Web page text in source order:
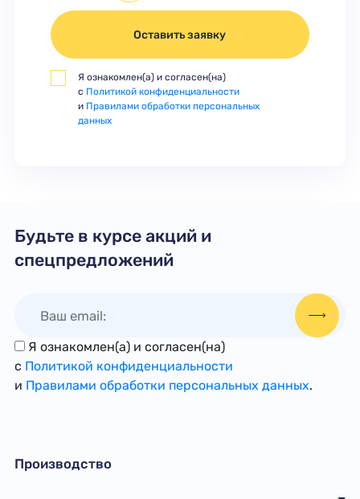
Оставить заявку
Я ознакомлен(а) и согласен(на)
с Политикой конфиденциальности
и Правилами обработки персональных
данных
Будьте в курсе акций и
спецпредложений
Я ознакомлен(а) и согласен(на)
с Политикой конфиденциальности
и Правилами обработки персональных данных.
Производство